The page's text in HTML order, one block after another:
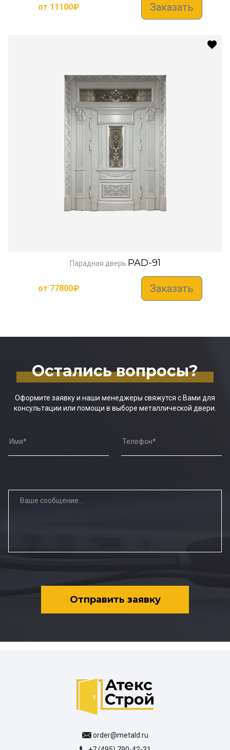
от 11100₽ Заказать
Парадная дверь PAD-91
от 77800₽ Заказать
Остались вопросы?
Оформите заявку и наши менеджеры свяжутся с Вами для
консультации или помощи в выборе металлической двери.
Отправить заявку
order@metald.ru